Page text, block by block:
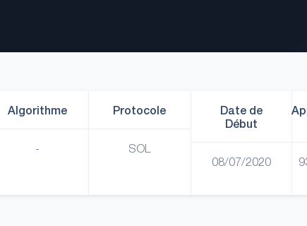
Algorithme
-
Protocole
SOL
Date de
Début
08/07/2020